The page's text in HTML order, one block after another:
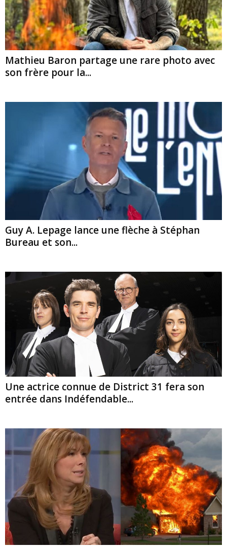
Mathieu Baron partage une rare photo avec
son frère pour la...
Guy A. Lepage lance une flèche à Stéphan
Bureau et son...
Une actrice connue de District 31 fera son
entrée dans Indéfendable...